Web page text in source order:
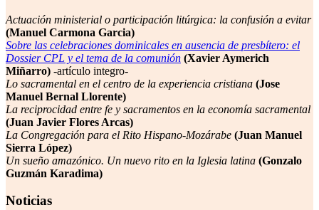
Actuación ministerial o participación litúrgica: la confusión a evitar
(Manuel Carmona Garcia)
Sobre las celebraciones dominicales en ausencia de presbítero: el
Dossier CPL y el tema de la comunión (Xavier Aymerich
Miñarro) -artículo integro-
Lo sacramental en el centro de la experiencia cristiana (Jose
Manuel Bernal Llorente)
La reciprocidad entre fe y sacramentos en la economía sacramental
(Juan Javier Flores Arcas)
La Congregación para el Rito Hispano-Mozárabe (Juan Manuel
Sierra López)
Un sueño amazónico. Un nuevo rito en la Iglesia latina (Gonzalo
Guzmán Karadima)
Noticias